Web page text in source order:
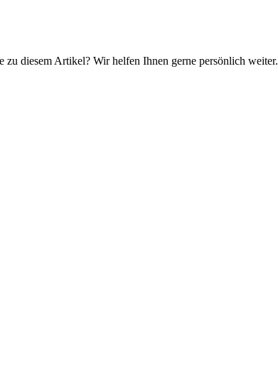
zu diesem Artikel? Wir helfen Ihnen gerne persönlich weiter.